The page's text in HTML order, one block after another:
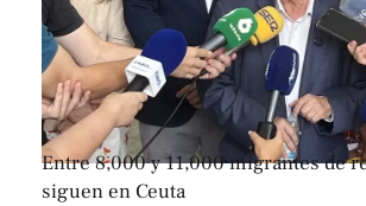
Entre 8,000 y 11,000 migrantes de
siguen en Ceuta